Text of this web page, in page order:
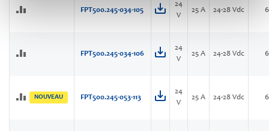
FPT500.245-034-105
24
V
25 A 24-28 Vdc
FPT500.245-034-106
24
V
25 A 24-28 Vdc
NOUVEAU FPT500.245-053-113
24
V
25 A 24-28 Vdc